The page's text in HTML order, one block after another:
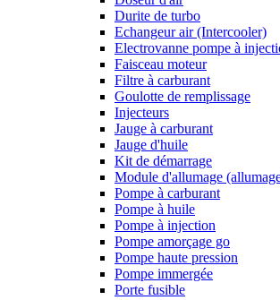
Durite de turbo
Echangeur air (Intercooler)
Electrovanne pompe à
Faisceau moteur
Filtre à carburant
Goulotte de remplissage
Injecteurs
Jauge à carburant
Jauge d'huile
Kit de démarrage
Module d'allumage
Pompe à carburant
Pompe à huile
Pompe à injection
Pompe amorçage go
Pompe haute pression
Pompe immergée
Porte fusible